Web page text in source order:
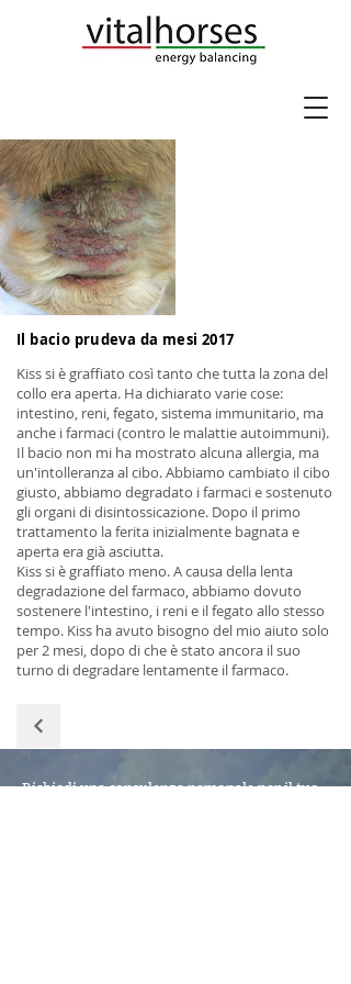
Il bacio prudeva da mesi 2017
Kiss si è graffiato così tanto che tutta la zona del
collo era aperta. Ha dichiarato varie cose:
intestino, reni, fegato, sistema immunitario, ma
anche i farmaci (contro le malattie autoimmuni).
Il bacio non mi ha mostrato alcuna allergia, ma
un'intolleranza al cibo. Abbiamo cambiato il cibo
giusto, abbiamo degradato i farmaci e sostenuto
gli organi di disintossicazione. Dopo il primo
trattamento la ferita inizialmente bagnata e
aperta era già asciutta.
Kiss si è graffiato meno. A causa della lenta
degradazione del farmaco, abbiamo dovuto
sostenere l'intestino, i reni e il fegato allo stesso
tempo. Kiss ha avuto bisogno del mio aiuto solo
per 2 mesi, dopo di che è stato ancora il suo
turno di degradare lentamente il farmaco.
Richiedi una consulenza personale per il tuo